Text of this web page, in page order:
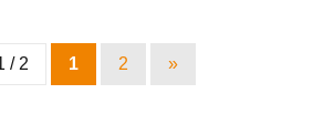
/ 2 1 2 »